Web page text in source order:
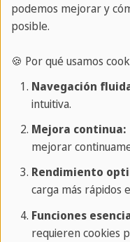
8 DÍAS / 7 NOCHES
Lo más
8 lugares
La Habana,
Parque
Collantes
podemos mejorar y
posible.
🍪 Por qué usamos
Navegación
intuitiva.
Mejora continua:
mejorar
Rendimiento
carga más rápidos
Funciones
requieren cookies